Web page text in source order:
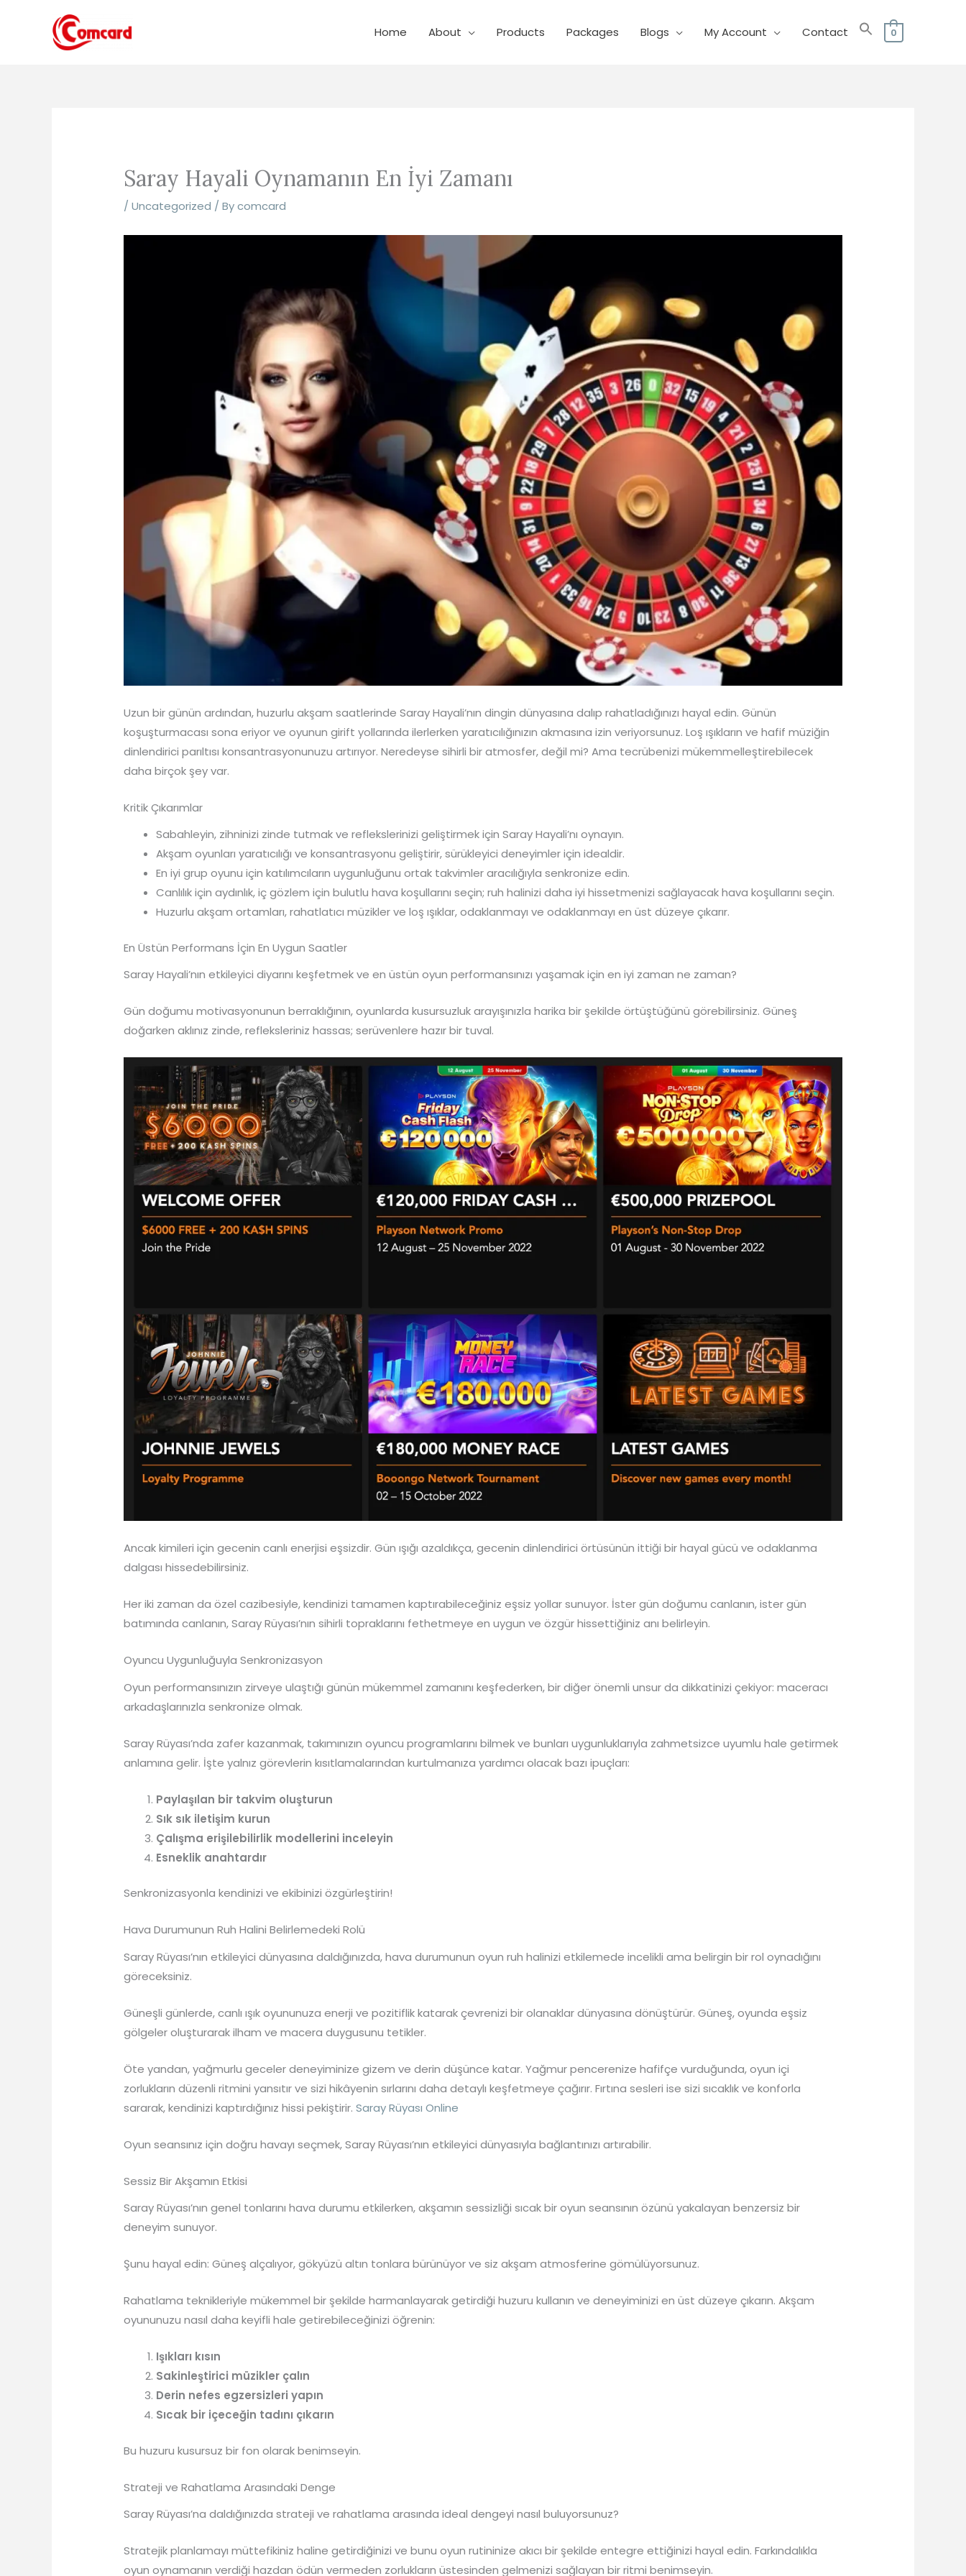
Home About Products Packages Blogs My Account Contact 0
Saray Hayali Oynamanın En İyi Zamanı
/Uncategorized / Bycomcard
Uzun bir günün ardından, huzurlu akşam saatlerinde Saray Hayali’nın dingin dünyasına dalıp rahatladığınızı hayal edin. Günün
koşuşturmacası sona eriyor ve oyunun girift yollarında ilerlerken yaratıcılığınızın akmasına izin veriyorsunuz. Loş ışıkların ve hafif müziğin
dinlendirici parıltısı konsantrasyonunuzu artırıyor. Neredeyse sihirli bir atmosfer, değil mi? Ama tecrübenizi mükemmelleştirebilecek
daha birçok şey var.
Kritik Çıkarımlar
Sabahleyin, zihninizi zinde tutmak ve reflekslerinizi geliştirmek için Saray Hayali’nı oynayın.
Akşam oyunları yaratıcılığı ve konsantrasyonu geliştirir, sürükleyici deneyimler için idealdir.
En iyi grup oyunu için katılımcıların uygunluğunu ortak takvimler aracılığıyla senkronize edin.
Canlılık için aydınlık, iç gözlem için bulutlu hava koşullarını seçin; ruh halinizi daha iyi hissetmenizi sağlayacak hava koşullarını seçin.
Huzurlu akşam ortamları, rahatlatıcı müzikler ve loş ışıklar, odaklanmayı ve odaklanmayı en üst düzeye çıkarır.
En Üstün Performans İçin En Uygun Saatler
Saray Hayali’nın etkileyici diyarını keşfetmek ve en üstün oyun performansınızı yaşamak için en iyi zaman ne zaman?
Gün doğumu motivasyonunun berraklığının, oyunlarda kusursuzluk arayışınızla harika bir şekilde örtüştüğünü görebilirsiniz. Güneş
doğarken aklınız zinde, refleksleriniz hassas; serüvenlere hazır bir tuval.
Ancak kimileri için gecenin canlı enerjisi eşsizdir. Gün ışığı azaldıkça, gecenin dinlendirici örtüsünün ittiği bir hayal gücü ve odaklanma
dalgası hissedebilirsiniz.
Her iki zaman da özel cazibesiyle, kendinizi tamamen kaptırabileceğiniz eşsiz yollar sunuyor. İster gün doğumu canlanın, ister gün
batımında canlanın, Saray Rüyası’nın sihirli topraklarını fethetmeye en uygun ve özgür hissettiğiniz anı belirleyin.
Oyuncu Uygunluğuyla Senkronizasyon
Oyun performansınızın zirveye ulaştığı günün mükemmel zamanını keşfederken, bir diğer önemli unsur da dikkatinizi çekiyor: maceracı
arkadaşlarınızla senkronize olmak.
Saray Rüyası’nda zafer kazanmak, takımınızın oyuncu programlarını bilmek ve bunları uygunluklarıyla zahmetsizce uyumlu hale getirmek
anlamına gelir. İşte yalnız görevlerin kısıtlamalarından kurtulmanıza yardımcı olacak bazı ipuçları:
Paylaşılan bir takvim oluşturun
Sık sık iletişim kurun
Çalışma erişilebilirlik modellerini inceleyin
Esneklik anahtardır
Senkronizasyonla kendinizi ve ekibinizi özgürleştirin!
Hava Durumunun Ruh Halini Belirlemedeki Rolü
Saray Rüyası’nın etkileyici dünyasına daldığınızda, hava durumunun oyun ruh halinizi etkilemede incelikli ama belirgin bir rol oynadığını
göreceksiniz.
Güneşli günlerde, canlı ışık oyununuza enerji ve pozitiflik katarak çevrenizi bir olanaklar dünyasına dönüştürür. Güneş, oyunda eşsiz
gölgeler oluşturarak ilham ve macera duygusunu tetikler.
Öte yandan, yağmurlu geceler deneyiminize gizem ve derin düşünce katar. Yağmur pencerenize hafifçe vurduğunda, oyun içi
zorlukların düzenli ritmini yansıtır ve sizi hikâyenin sırlarını daha detaylı keşfetmeye çağırır. Fırtına sesleri ise sizi sıcaklık ve konforla
sararak, kendinizi kaptırdığınız hissi pekiştirir.Saray Rüyası Online
Oyun seansınız için doğru havayı seçmek, Saray Rüyası’nın etkileyici dünyasıyla bağlantınızı artırabilir.
Sessiz Bir Akşamın Etkisi
Saray Rüyası’nın genel tonlarını hava durumu etkilerken, akşamın sessizliği sıcak bir oyun seansının özünü yakalayan benzersiz bir
deneyim sunuyor.
Şunu hayal edin: Güneş alçalıyor, gökyüzü altın tonlara bürünüyor ve siz akşam atmosferine gömülüyorsunuz.
Rahatlama teknikleriyle mükemmel bir şekilde harmanlayarak getirdiği huzuru kullanın ve deneyiminizi en üst düzeye çıkarın. Akşam
oyununuzu nasıl daha keyifli hale getirebileceğinizi öğrenin:
Işıkları kısın
Sakinleştirici müzikler çalın
Derin nefes egzersizleri yapın
Sıcak bir içeceğin tadını çıkarın
Bu huzuru kusursuz bir fon olarak benimseyin.
Strateji ve Rahatlama Arasındaki Denge
Saray Rüyası’na daldığınızda strateji ve rahatlama arasında ideal dengeyi nasıl buluyorsunuz?
Stratejik planlamayı müttefikiniz haline getirdiğinizi ve bunu oyun rutininize akıcı bir şekilde entegre ettiğinizi hayal edin. Farkındalıkla
oyun oynamanın verdiği hazdan ödün vermeden zorlukların üstesinden gelmenizi sağlayan bir ritmi benimseyin.